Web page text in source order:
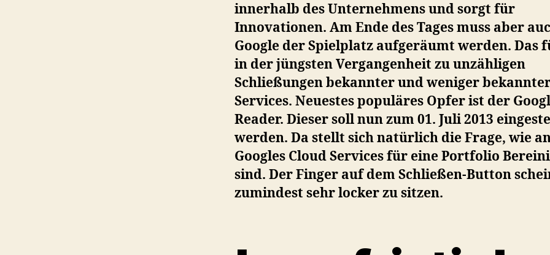
innerhalb des Unternehmens und sorgt für
Innovationen. Am Ende des Tages muss aber
Google der Spielplatz aufgeräumt werden. Das
in der jüngsten Vergangenheit zu unzähligen
Schließungen bekannter und weniger
Services. Neuestes populäres Opfer ist der
Reader. Dieser soll nun zum 01. Juli 2013
werden. Da stellt sich natürlich die Frage, wie
Googles Cloud Services für eine Portfolio
sind. Der Finger auf dem Schließen-Button
zumindest sehr locker zu sitzen.